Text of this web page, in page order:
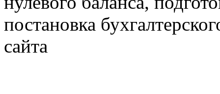
постановка
сайта